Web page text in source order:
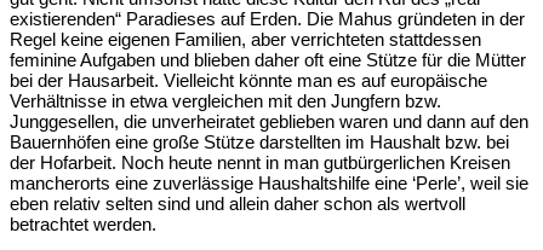
existierenden“ Paradieses auf Erden. Die Mahus gründeten in der
Regel keine eigenen Familien, aber verrichteten stattdessen
feminine Aufgaben und blieben daher oft eine Stütze für die Mütter
bei der Hausarbeit. Vielleicht könnte man es auf europäische
Verhältnisse in etwa vergleichen mit den Jungfern bzw.
Junggesellen, die unverheiratet geblieben waren und dann auf den
Bauernhöfen eine große Stütze darstellten im Haushalt bzw. bei
der Hofarbeit. Noch heute nennt in man gutbürgerlichen Kreisen
mancherorts eine zuverlässige Haushaltshilfe eine ‘Perle’, weil sie
eben relativ selten sind und allein daher schon als wertvoll
betrachtet werden.